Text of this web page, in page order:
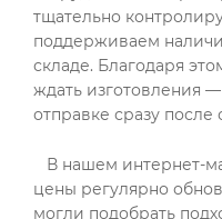
тщательно
поддерживаем
складе. Благодаря
ждать изготовления
отправке сразу после
В нашем интернет-
цены регулярно
могли подобрать